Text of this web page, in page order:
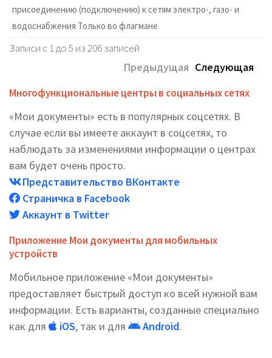
присоединению (подключению) к сетям электро-, газо- и
водоснабжения Только во флагмане
Записи с 1 до 5 из 206 записей
Предыдущая Следующая
Многофункциональные центры в социальных сетях
«Мои документы» есть в популярных соцсетях. В
случае если вы имеете аккаунт в соцсетях, то
наблюдать за изменениями информации о центрах
вам будет очень просто.
Представительство ВКонтакте
Страничка в Facebook
Аккаунт в Twitter
Приложение Мои документы для мобильных
устройств
Мобильное приложение «Мои документы»
предоставляет быстрый доступ ко всей нужной вам
информации. Есть варианты, созданные специально
как для
iOS, так и для Android.